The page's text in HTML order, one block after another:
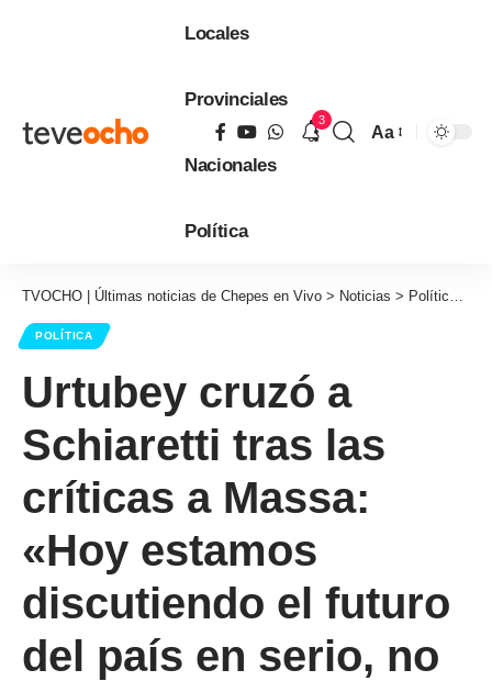
Locales
Provinciales
Nacionales
Política
3
Aa
TVOCHO | Últimas noticias de Chepes en Vivo > Noticias > Política >
POLÍTICA
Urtubey cruzó a
Schiaretti tras las
críticas a Massa:
«Hoy estamos
discutiendo el futuro
del país en serio, no